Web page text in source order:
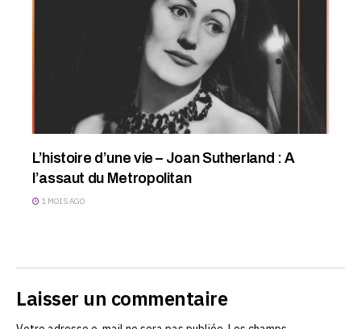
L’histoire d’une vie – Joan Sutherland : A
l’assaut du Metropolitan
1 MOIS AGO
Laisser un commentaire